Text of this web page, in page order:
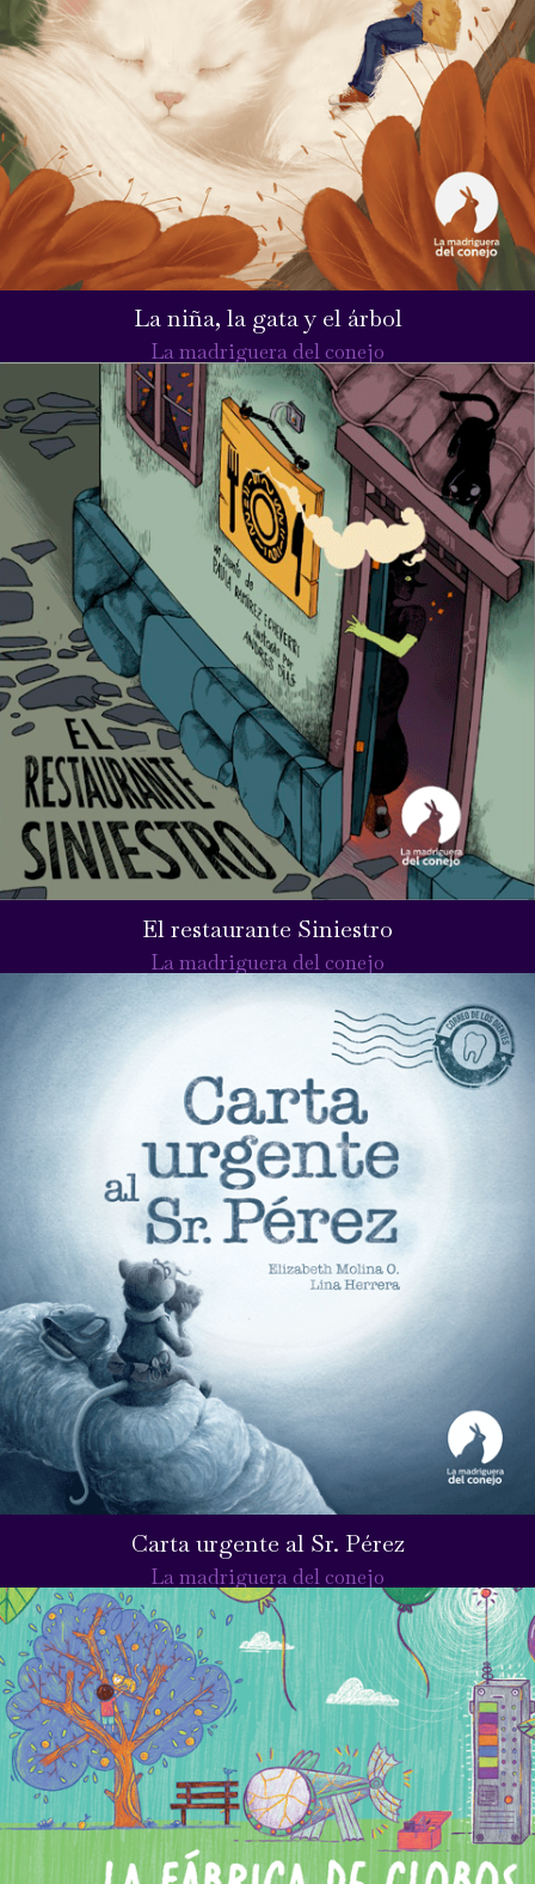
La niña, la gata y el árbol
La madriguera del conejo
El restaurante Siniestro
La madriguera del conejo
Carta urgente al Sr. Pérez
La madriguera del conejo